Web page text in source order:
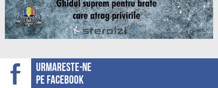
Urmareste-ne
pe facebook